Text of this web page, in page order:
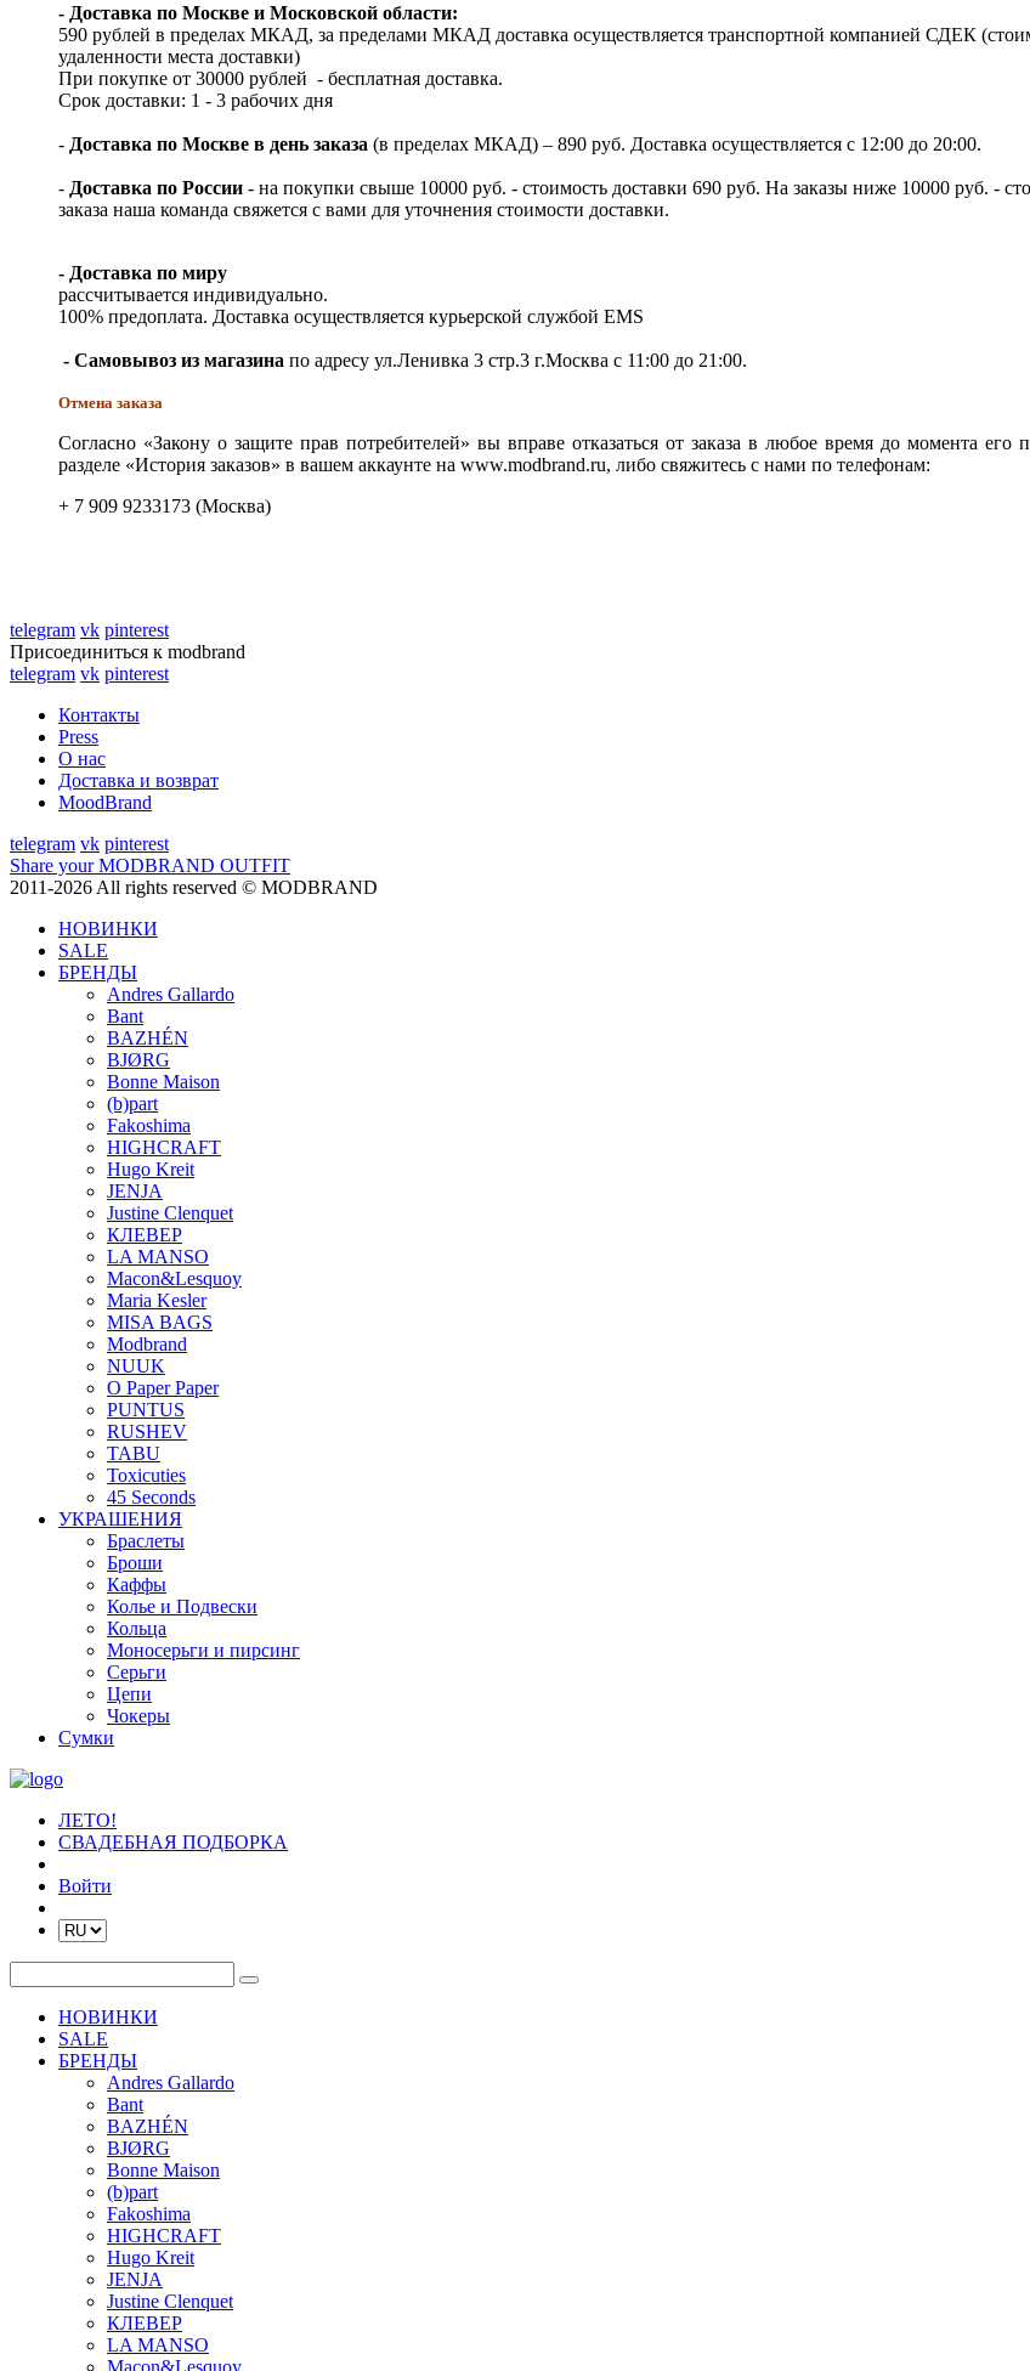
- Доставка по Москве и Московской области:
590 рублей в пределах МКАД, за пределами МКАД доставка осуществляется транспортной компанией СДЕК
удаленности места доставки)
При покупке от 30000 рублей - бесплатная доставка.
Срок доставки: 1 - 3 рабочих дня
- Доставка по Москве в день заказа (в пределах МКАД) – 890 руб. Доставка осуществляется с 12:00 до 20:00.
- Доставка по России - на покупки свыше 10000 руб. - стоимость доставки 690 руб. На заказы ниже 10000 руб. -
заказа наша команда свяжется с вами для уточнения стоимости доставки.
- Доставка по миру
рассчитывается индивидуально.
100% предоплата. Доставка осуществляется курьерской службой EMS
- Самовывоз из магазина по адресу ул.Ленивка 3 стр.3 г.Москва с 11:00 до 21:00.
Отмена заказа
Согласно «Закону о защите прав потребителей» вы вправе отказаться от заказа в любое время до момента
разделе «История заказов» в вашем аккаунте на www.modbrand.ru, либо свяжитесь с нами по телефонам:
+ 7 909 9233173 (Москва)
telegram vk pinterest
Присоединиться к modbrand
telegram vk pinterest
Контакты
Press
О нас
Доставка и возврат
MoodBrand
telegram vk pinterest
Share your MODBRAND OUTFIT
2011-2026 All rights reserved © MODBRAND
НОВИНКИ
SALE
БРЕНДЫ
Andres Gallardo
Bant
BAZHÉN
BJØRG
Bonne Maison
(b)part
Fakoshima
HIGHCRAFT
Hugo Kreit
JENJA
Justine Clenquet
КЛЕВЕР
LA MANSO
Macon&Lesquoy
Maria Kesler
MISA BAGS
Modbrand
NUUK
O Paper Paper
PUNTUS
RUSHEV
TABU
Toxicuties
45 Seconds
УКРАШЕНИЯ
Браслеты
Броши
Каффы
Колье и Подвески
Кольца
Моносерьги и пирсинг
Серьги
Цепи
Чокеры
Сумки
ЛЕТО!
СВАДЕБНАЯ ПОДБОРКА
Войти
НОВИНКИ
SALE
БРЕНДЫ
Andres Gallardo
Bant
BAZHÉN
BJØRG
Bonne Maison
(b)part
Fakoshima
HIGHCRAFT
Hugo Kreit
JENJA
Justine Clenquet
КЛЕВЕР
LA MANSO
Macon&Lesquoy